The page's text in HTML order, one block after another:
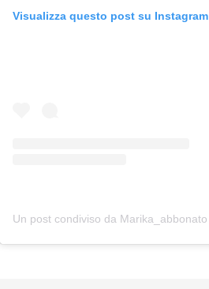
Visualizza questo post su Instagram